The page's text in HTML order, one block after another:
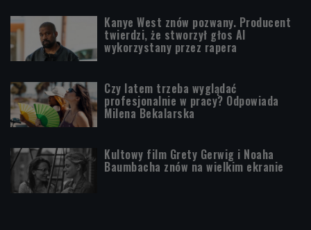
Kanye West znów pozwany. Producent
twierdzi, że stworzył głos AI
wykorzystany przez rapera
Czy latem trzeba wyglądać
profesjonalnie w pracy? Odpowiada
Milena Bekalarska
Kultowy film Grety Gerwig i Noaha
Baumbacha znów na wielkim ekranie